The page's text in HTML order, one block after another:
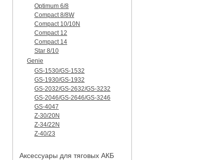
Optimum 6/8
Compact 8/8W
Compact 10/10N
Compact 12
Compact 14
Star 8/10
Genie
GS-1530/GS-1532
GS-1930/GS-1932
GS-2032/GS-2632/GS-3232
GS-2046/GS-2646/GS-3246
GS-4047
Z-30/20N
Z-34/22N
Z-40/23
Аксессуары для тяговых АКБ